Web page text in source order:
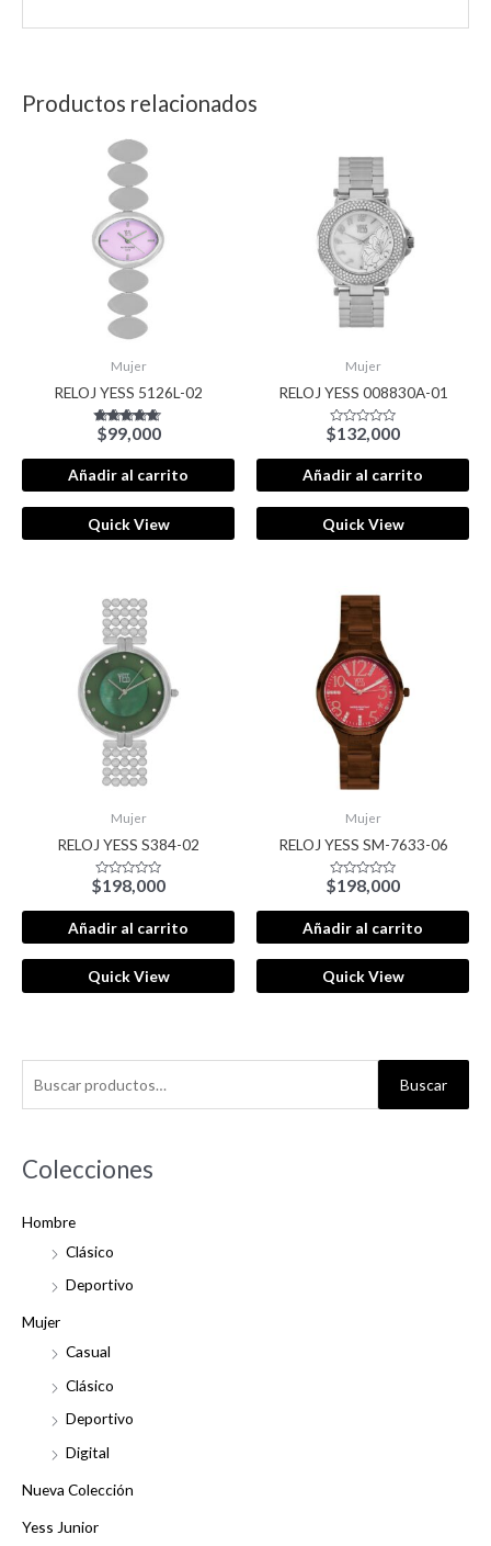
c
r
Buscar
Colecciones
Hombre
Clásico
Deportivo
Mujer
Casual
Clásico
Deportivo
Digital
Nueva Colección
Yess Junior
Productos relacionados
Mujer
RELOJ YESS 5126L-02
Valorado con
5.00
de 5
$99,000
Añadir al carrito
Quick View
Mujer
RELOJ YESS 008830A-01
Valorado
con
0
de
5
$132,000
Añadir al carrito
Quick View
Mujer
RELOJ YESS S384-02
Valorado
con
0
de
5
$198,000
Añadir al carrito
Quick View
Mujer
RELOJ YESS SM-7633-06
Valorado
con
0
de
5
$198,000
Añadir al carrito
Quick View